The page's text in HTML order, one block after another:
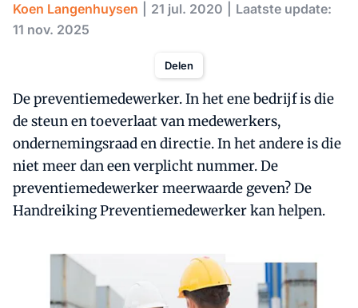
Koen Langenhuysen 21 jul. 2020
Laatste update:
11 nov. 2025
Delen
De preventiemedewerker. In het ene bedrijf is die
de steun en toeverlaat van medewerkers,
ondernemingsraad en directie. In het andere is die
niet meer dan een verplicht nummer. De
preventiemedewerker meerwaarde geven? De
Handreiking Preventiemedewerker kan helpen.